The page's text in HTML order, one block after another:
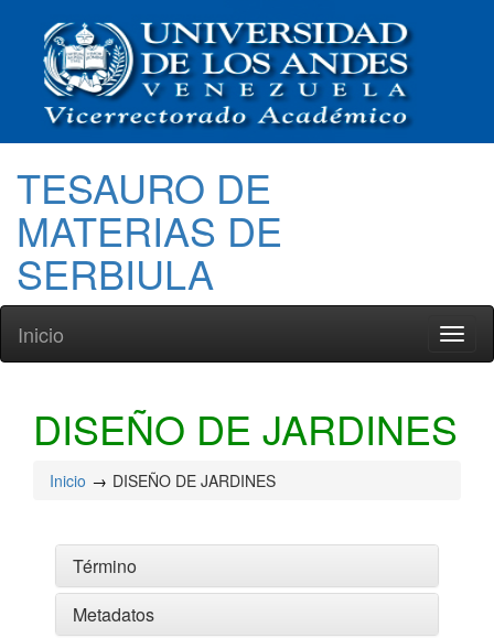
TESAURO DE
MATERIAS DE
SERBIULA
Inicio
DISEÑO DE JARDINES
Inicio DISEÑO DE JARDINES
Término
Metadatos